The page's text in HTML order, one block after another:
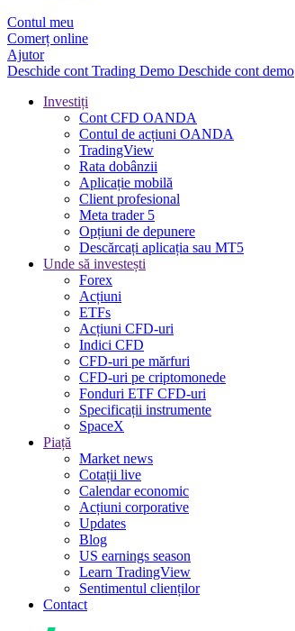
Contul meu
Comerț online
Ajutor
Deschide cont Trading Demo Deschide cont demo
Investiți
Cont CFD OANDA
Contul de acțiuni OANDA
TradingView
Rata dobânzii
Aplicație mobilă
Client profesional
Meta trader 5
Opțiuni de depunere
Descărcați aplicația sau MT5
Unde să investești
Forex
Acțiuni
ETFs
Acțiuni CFD-uri
Indici CFD
CFD-uri pe mărfuri
CFD-uri pe criptomonede
Fonduri ETF CFD-uri
Specificații instrumente
SpaceX
Piață
Market news
Cotații live
Calendar economic
Acțiuni corporative
Updates
Blog
US earnings season
Learn TradingView
Sentimentul clienților
Contact